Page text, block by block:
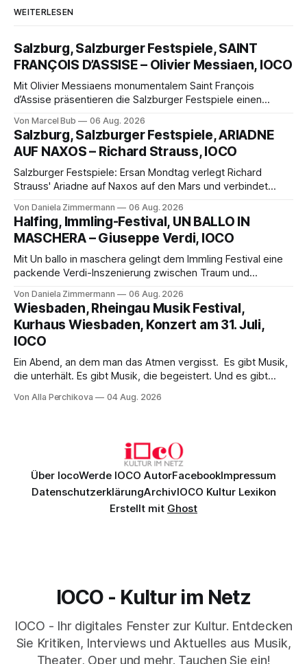
WEITERLESEN
Salzburg, Salzburger Festspiele, SAINT
FRANÇOIS D’ASSISE – Olivier Messiaen, IOCO
Mit Olivier Messiaens monumentalem Saint François
d’Assise präsentieren die Salzburger Festspiele einen
eine bildgewaltige Inszenierung, Maxime Pascal entfaltet
die komplexe Partitur eindrucksvoll, Philippe Sly berührt als
Franziskus.
Von Marcel Bub 06 Aug. 2026
Salzburg, Salzburger Festspiele, ARIADNE
AUF NAXOS – Richard Strauss, IOCO
Salzburger Festspiele: Ersan Mondtag verlegt Richard
Strauss' Ariadne auf Naxos auf den Mars und verbindet
Aufführung mit starken Solisten und den Wiener
Philharmonikern, szenisch bleibt der zweite Akt jedoch
hinter den Erwartungen zurück.
Von Daniela Zimmermann 06 Aug. 2026
Halfing, Immling-Festival, UN BALLO IN
MASCHERA – Giuseppe Verdi, IOCO
Mit Un ballo in maschera gelingt dem Immling Festival eine
packende Verdi-Inszenierung zwischen Traum und
psychologische Tiefe mit starken Bildern, getragen von
einem spielfreudigen Ensemble und einer musikalisch
überzeugenden Gesamtleistung.
Von Daniela Zimmermann 06 Aug. 2026
Wiesbaden, Rheingau Musik Festival,
Kurhaus Wiesbaden, Konzert am 31. Juli,
IOCO
Ein Abend, an dem man das Atmen vergisst. Es gibt Musik,
die unterhält. Es gibt Musik, die begeistert. Und es gibt
Genau so war der Abend im Kurhaus Wiesbaden, an dem
Von Alla Perchikova 04 Aug. 2026
Über IocoWerde IOCO AutorFacebookImpressum
DatenschutzerklärungArchivIOCO Kultur Lexikon
Erstellt mit Ghost
IOCO - Kultur im Netz
IOCO - Ihr digitales Fenster zur Kultur. Entdecken
Sie Kritiken, Interviews und Aktuelles aus Musik,
Theater, Oper und mehr. Tauchen Sie ein!